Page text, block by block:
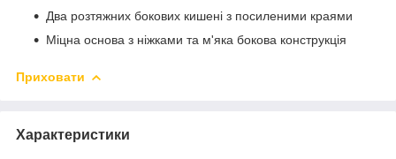
Два розтяжних бокових кишені з посиленими краями
Міцна основа з ніжками та м'яка бокова конструкція
Приховати
Характеристики